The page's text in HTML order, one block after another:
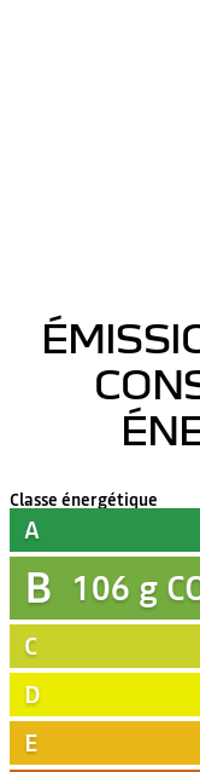
Classe énergétique
A
B 106 g
C
D
E